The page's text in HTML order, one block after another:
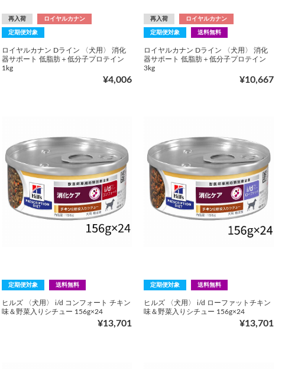
再入荷 ロイヤルカナン
定期便対象
ロイヤルカナン Dライン 〈犬用〉 消化
器サポート 低脂肪＋低分子プロテイン
1kg
¥4,006
再入荷 ロイヤルカナン
定期便対象 送料無料
ロイヤルカナン Dライン 〈犬用〉 消化
器サポート 低脂肪＋低分子プロテイン
3kg
¥10,667
定期便対象 送料無料
ヒルズ 〈犬用〉 i/d コンフォート チキン
味＆野菜入りシチュー 156g×24
¥13,701
定期便対象 送料無料
ヒルズ 〈犬用〉 i/d ローファットチキン
味＆野菜入りシチュー 156g×24
¥13,701